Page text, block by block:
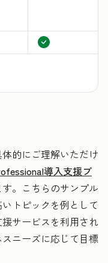
的にご理解いただけ
導入支援プ
。こちらのサンプル
トピックを例として
サービスを利用され
ニーズに応じて目標